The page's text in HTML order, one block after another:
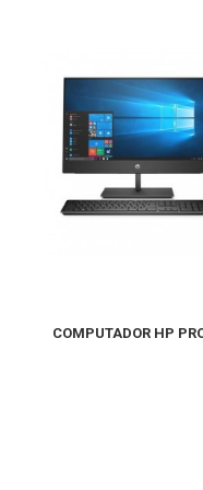
COMPUTADOR HP